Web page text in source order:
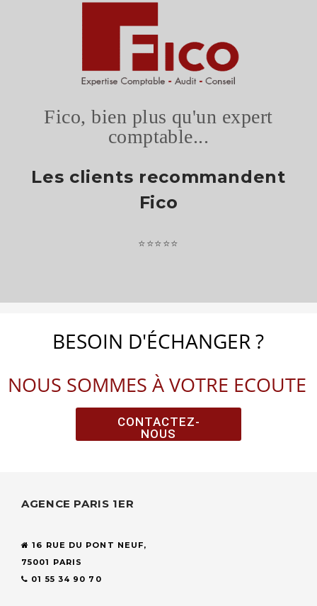
Fico, bien plus qu'un expert
comptable...
Les clients recommandent
Fico
⭐⭐⭐⭐⭐
BESOIN D'ÉCHANGER ?
NOUS SOMMES À VOTRE ECOUTE
CONTACTEZ-
NOUS
AGENCE PARIS 1ER
16 RUE DU PONT NEUF,
75001 PARIS
01 55 34 90 70